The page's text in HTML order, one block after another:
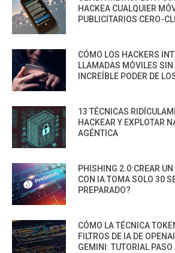
HACKEA CUALQUIER
PUBLICITARIOS CERO-
CÓMO LOS HACKERS
LLAMADAS MÓVILES SIN
INCREÍBLE PODER DE
13 TÉCNICAS
HACKEAR Y EXPLOTAR
AGÉNTICA
PHISHING 2.0:CREAR
CON IA TOMA SOLO 30
PREPARADO?
CÓMO LA TÉCNICA
FILTROS DE IA DE
GEMINI: TUTORIAL PASO